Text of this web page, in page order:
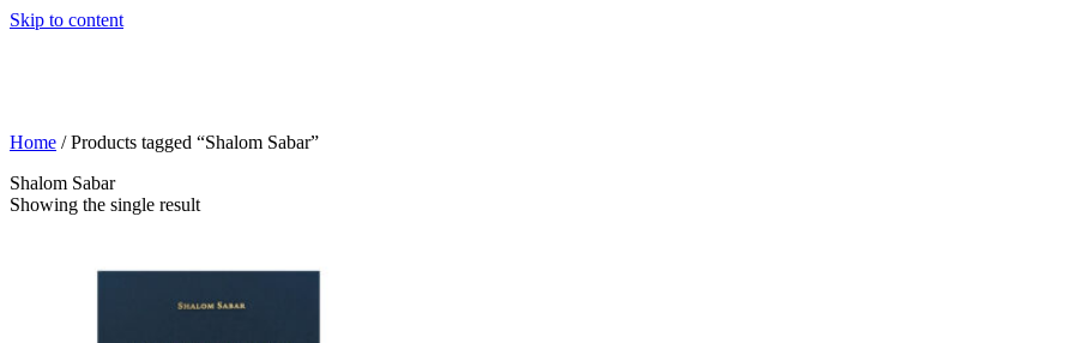
Skip to content
Home / Products tagged “Shalom Sabar”
Shalom Sabar
Showing the single result